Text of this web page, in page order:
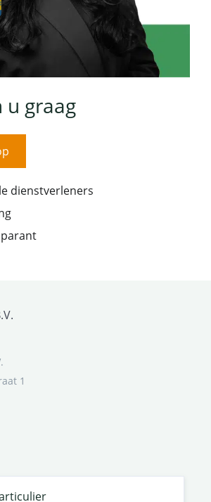
u graag
dienstverleners
1